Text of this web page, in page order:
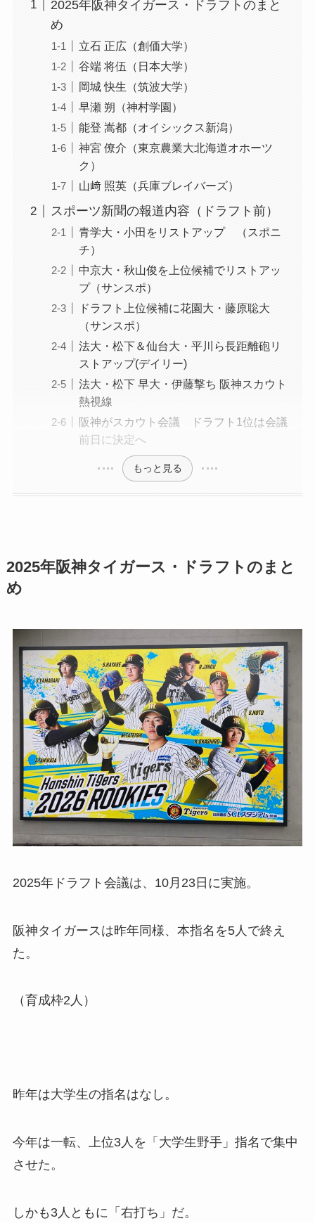
2025年阪神タイガース・ドラフトのまと
め
立石 正広（創価大学）
谷端 将伍（日本大学）
岡城 快生（筑波大学）
早瀬 朔（神村学園）
能登 嵩都（オイシックス新潟）
神宮 僚介（東京農業大北海道オホーツ
ク）
山﨑 照英（兵庫ブレイバーズ）
スポーツ新聞の報道内容（ドラフト前）
青学大・小田をリストアップ （スポニ
チ）
中京大・秋山俊を上位候補でリストアッ
プ（サンスポ）
ドラフト上位候補に花園大・藤原聡大
（サンスポ）
法大・松下＆仙台大・平川ら長距離砲リ
ストアップ(デイリー)
法大・松下 早大・伊藤撃ち 阪神スカウト
熱視線
阪神がスカウト会議 ドラフト1位は会議
前日に決定へ
もっと見る
2025年阪神タイガース・ドラフトのまと
め
2025年ドラフト会議は、10月23日に実施。
阪神タイガースは昨年同様、本指名を5人で終え
た。
（育成枠2人）
昨年は大学生の指名はなし。
今年は一転、上位3人を「大学生野手」指名で集中
させた。
しかも3人ともに「右打ち」だ。